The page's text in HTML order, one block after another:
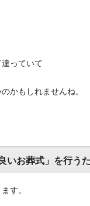
っていて
かもしれませんね。
いお葬式」を行う
す。